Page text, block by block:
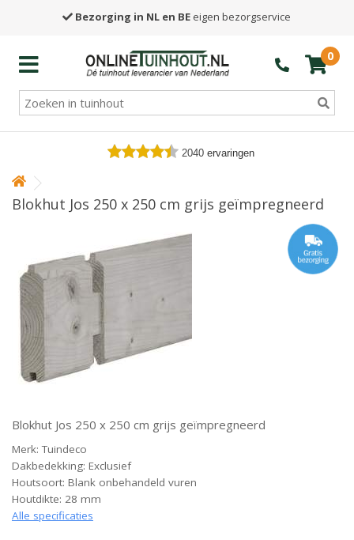
Bezorging in NL en BE eigen bezorgservice
0
2040 ervaringen
Blokhut Jos 250 x 250 cm grijs geïmpregneerd
Blokhut Jos 250 x 250 cm grijs geïmpregneerd
Merk: Tuindeco
Dakbedekking: Exclusief
Houtsoort: Blank onbehandeld vuren
Houtdikte: 28 mm
Alle specificaties